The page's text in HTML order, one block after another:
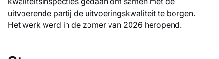
uitvoerende partij de uitvoeringskwaliteit te borgen.
Het werk werd in de zomer van 2026 heropend.